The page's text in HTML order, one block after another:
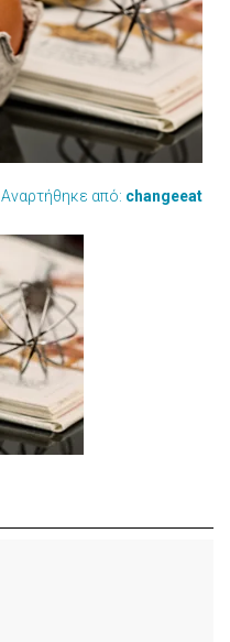
Αναρτήθηκε από: changeeat